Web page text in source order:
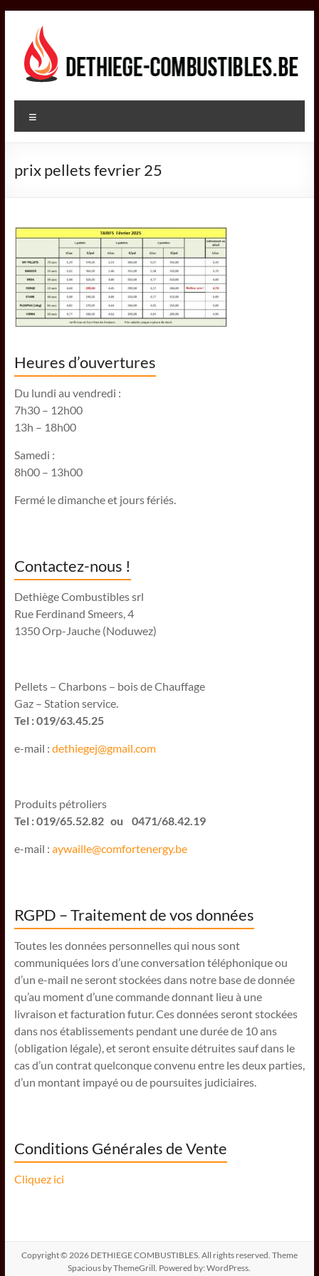
contenu
DETHIEGE
COMBUSTIBLES
dans
des
combustibles
prix pellets fevrier 25
Heures d’ouvertures
Du lundi au vendredi :
7h30 – 12h00
13h – 18h00
Samedi :
8h00 – 13h00
Fermé le dimanche et jours fériés.
Contactez-nous !
Dethiège Combustibles srl
Rue Ferdinand Smeers, 4
1350 Orp-Jauche (Noduwez)
Pellets – Charbons – bois de Chauffage
Gaz – Station service.
Tel : 019/63.45.25
e-mail : dethiegej@gmail.com
Produits pétroliers
Tel : 019/65.52.82 ou 0471/68.42.19
e-mail : aywaille@comfortenergy.be
RGPD – Traitement de vos données
Toutes les données personnelles qui nous sont
communiquées lors d’une conversation téléphonique ou
d’un e-mail ne seront stockées dans notre base de donnée
qu’au moment d’une commande donnant lieu à une
livraison et facturation futur. Ces données seront stockées
dans nos établissements pendant une durée de 10 ans
(obligation légale), et seront ensuite détruites sauf dans le
cas d’un contrat quelconque convenu entre les deux parties,
d’un montant impayé ou de poursuites judiciaires.
Conditions Générales de Vente
Cliquez ici
Copyright © 2026 DETHIEGE COMBUSTIBLES. All rights reserved. Theme
Spacious by ThemeGrill. Powered by:WordPress